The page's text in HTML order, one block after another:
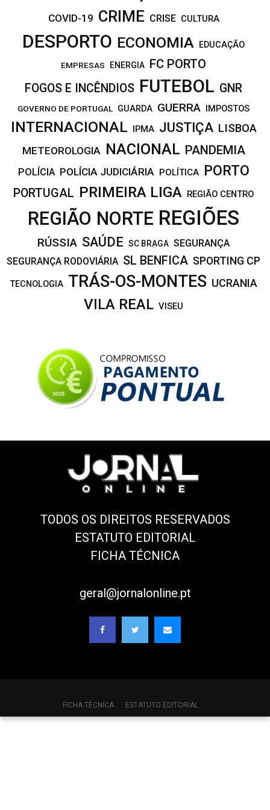
COVID-19 CRIME CRISE CULTURA
DESPORTO ECONOMIA EDUCAÇÃO
EMPRESAS ENERGIA FC PORTO
FOGOS E INCÊNDIOS FUTEBOL GNR
GOVERNO DE PORTUGAL GUARDA GUERRA IMPOSTOS
INTERNACIONAL IPMA JUSTIÇA LISBOA
METEOROLOGIA NACIONAL PANDEMIA
POLÍCIA POLÍCIA JUDICIÁRIA POLÍTICA PORTO
PORTUGAL PRIMEIRA LIGA REGIÃO CENTRO
REGIÃO NORTE REGIÕES
RÚSSIA SAÚDE SC BRAGA SEGURANÇA
SEGURANÇA RODOVIÁRIA SL BENFICA SPORTING CP
TECNOLOGIA TRÁS-OS-MONTES UCRANIA
VILA REAL VISEU
TODOS OS DIREITOS RESERVADOS
ESTATUTO EDITORIAL
FICHA TÉCNICA
geral@jornalonline.pt
FICHA TÉCNICA ESTATUTO EDITORIAL